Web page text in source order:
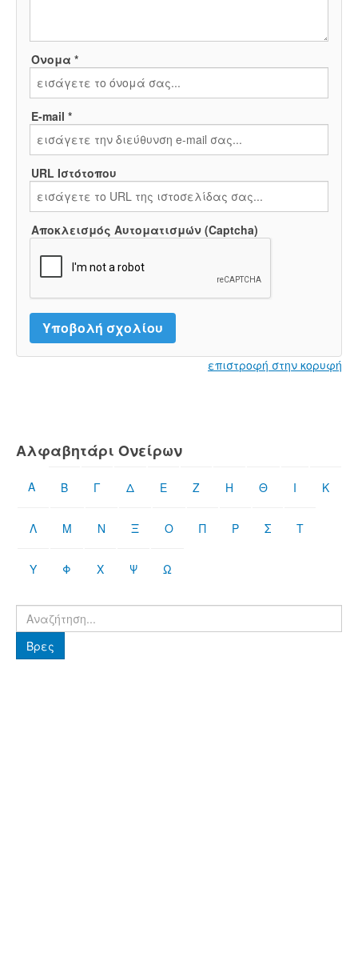
Όνομα *
E-mail *
URL Ιστότοπου
Αποκλεισμός Αυτοματισμών (Captcha)
επιστροφή στην κορυφή
Αλφαβητάρι Ονείρων
Α Β Γ Δ Ε Ζ Η Θ Ι Κ
Λ Μ Ν Ξ Ο Π Ρ Σ Τ
Υ Φ Χ Ψ Ω
Βρες
Βρες